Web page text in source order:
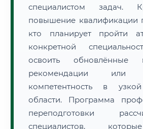
специалистом задач.
повышение квалификации
кто планирует пройти
конкретной
освоить обновлённые
рекомендации или
компетентность в
области. Программа
переподготовки
специалистов,